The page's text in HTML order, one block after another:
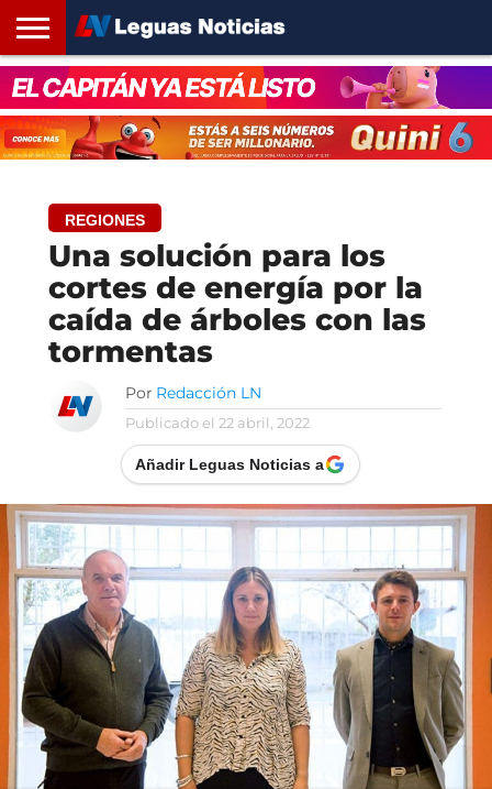
INICIO
SANTA
FE
ROSARIO24
REGIONES
ARGENTINA
OPINIÓN
CONTACTO
REGIONES
Una solución para los
cortes de energía por la
caída de árboles con las
tormentas
Por Redacción LN
Publicado el 22 abril, 2022
Añadir Leguas Noticias a